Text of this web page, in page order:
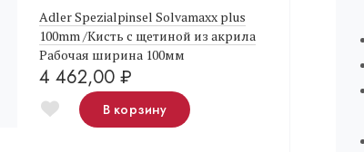
Adler Spezialpinsel Solvamaxx plus
100mm /Кисть с щетиной из акрила
Рабочая ширина 100мм
4 462,00 ₽
В корзину